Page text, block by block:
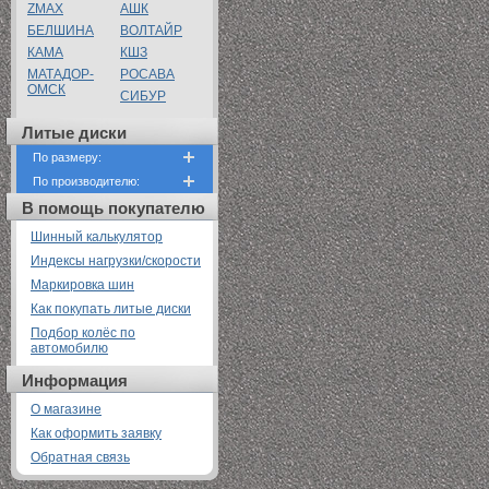
ZMAX
АШК
БЕЛШИНА
ВОЛТАЙР
КАМА
КШЗ
МАТАДОР-
ОМСК
РОСАВА
СИБУР
Литые диски
По размеру:
По производителю:
В помощь покупателю
Шинный калькулятор
Индексы нагрузки/скорости
Маркировка шин
Как покупать литые диски
Подбор колёс по
автомобилю
Информация
О магазине
Как оформить заявку
Обратная связь